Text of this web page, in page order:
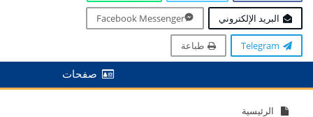
البريد الإلكتروني Facebook Messenger
Telegram طباعة
صفحات
الرئيسية